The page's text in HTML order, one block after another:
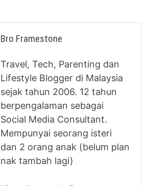
Bro Framestone
Travel, Tech, Parenting dan
Lifestyle Blogger di Malaysia
sejak tahun 2006. 12 tahun
berpengalaman sebagai
Social Media Consultant.
Mempunyai seorang isteri
dan 2 orang anak (belum plan
nak tambah lagi)